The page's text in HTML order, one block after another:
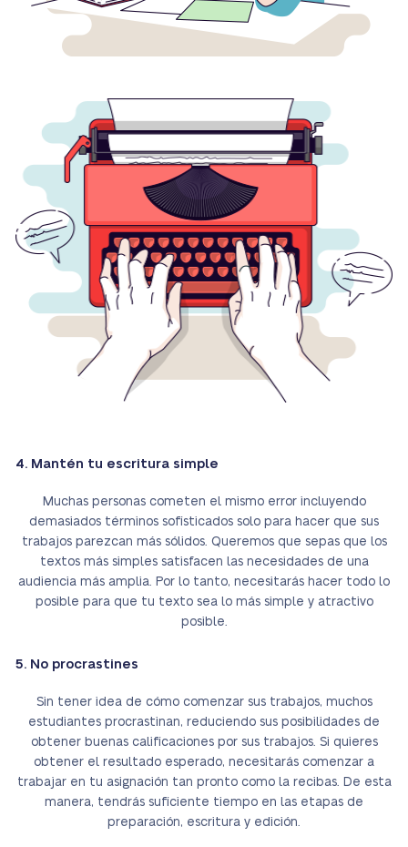
4. Mantén tu escritura simple
Muchas personas cometen el mismo error incluyendo
demasiados términos sofisticados solo para hacer que sus
trabajos parezcan más sólidos. Queremos que sepas que los
textos más simples satisfacen las necesidades de una
audiencia más amplia. Por lo tanto, necesitarás hacer todo lo
posible para que tu texto sea lo más simple y atractivo
posible.
5. No procrastines
Sin tener idea de cómo comenzar sus trabajos, muchos
estudiantes procrastinan, reduciendo sus posibilidades de
obtener buenas calificaciones por sus trabajos. Si quieres
obtener el resultado esperado, necesitarás comenzar a
trabajar en tu asignación tan pronto como la recibas. De esta
manera, tendrás suficiente tiempo en las etapas de
preparación, escritura y edición.